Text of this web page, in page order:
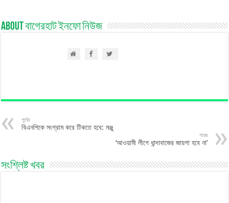
About বাগেরহাট ইনফো নিউজ
পূর্বের
বিএনপিকে সংগ্রাম করে টিকতে হবে: মঞ্জু
পরের
‘আওয়ামী লীগে ধান্দাবাজের জায়গা হবে না’
সংশ্লিষ্ট খবর